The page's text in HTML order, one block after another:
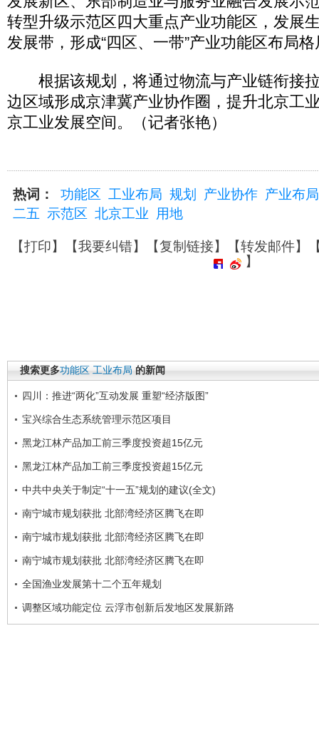
转型升级示范区四大重点产业功能区，发展
发展带，形成“四区、一带”产业功能区布局
根据该规划，将通过物流与产业链衔接
边区域形成京津冀产业协作圈，提升北京工
京工业发展空间。（记者张艳）
热词： 功能区 工业布局 规划 产业协作 产业布局
二五 示范区 北京工业 用地
【打印】【我要纠错】【复制链接】【转发邮件】
】
搜索更多功能区 工业布局 的新闻
四川：推进“两化”互动发展 重塑“经济版图”
宝兴综合生态系统管理示范区项目
黑龙江林产品加工前三季度投资超15亿元
黑龙江林产品加工前三季度投资超15亿元
中共中央关于制定“十一五”规划的建议(全文)
南宁城市规划获批 北部湾经济区腾飞在即
南宁城市规划获批 北部湾经济区腾飞在即
南宁城市规划获批 北部湾经济区腾飞在即
全国渔业发展第十二个五年规划
调整区域功能定位 云浮市创新后发地区发展新路